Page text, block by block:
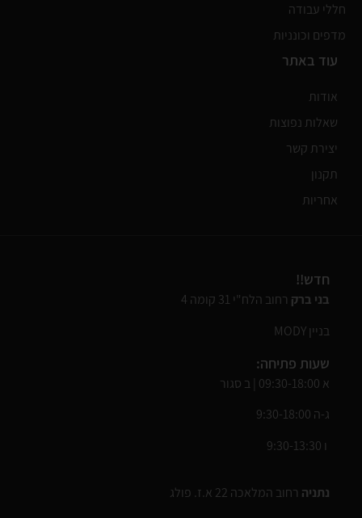
חללי עבודה
מדפים וכונניות
עוד באתר
אודות
שאלות נפוצות
יצירת קשר
תקנון
אחריות
חדש!!
בני ברק רחוב הלח"י 31 קומה 4
בניין MODY
שעות פתיחה:
א 09:30-18:00 | ב סגור
ג-ה 9:30-18:00
ו 9:30-13:30
נתניה רחוב המלאכה 22 א.ז. פולג